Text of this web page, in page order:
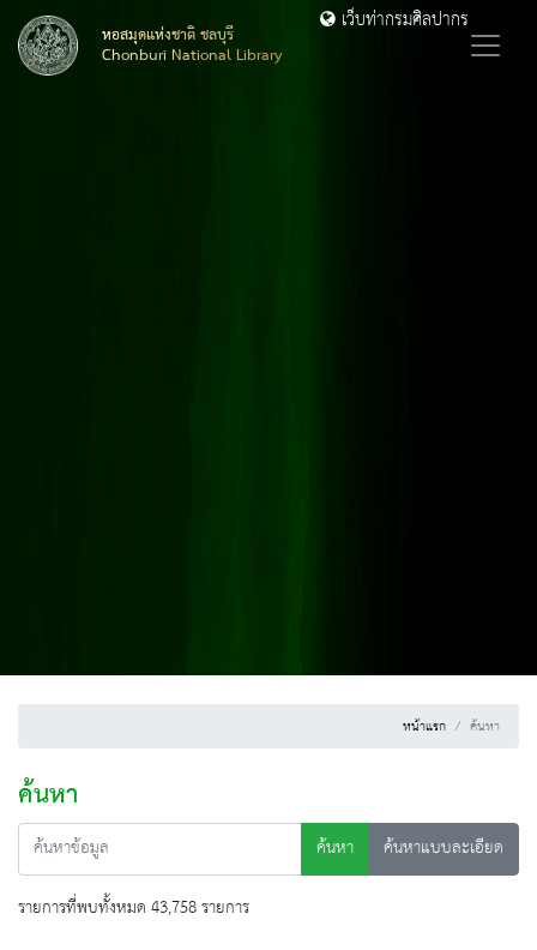
หอสมุดแห่งชาติ ชลบุรี
Chonburi National Library
เว็บท่ากรมศิลปากร
หน้าแรก ค้นหา
ค้นหา
ค้นหา
ค้นหาแบบละเอียด
รายการที่พบทั้งหมด 43,758 รายการ